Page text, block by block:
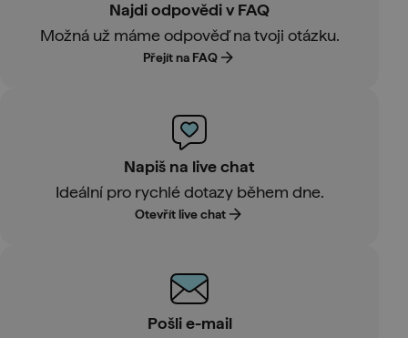
Najdi odpovědi v FAQ
Možná už máme odpověď na tvoji otázku.
Přejít na FAQ
Napiš na live chat
Ideální pro rychlé dotazy během dne.
Otevřít live chat
Pošli e-mail